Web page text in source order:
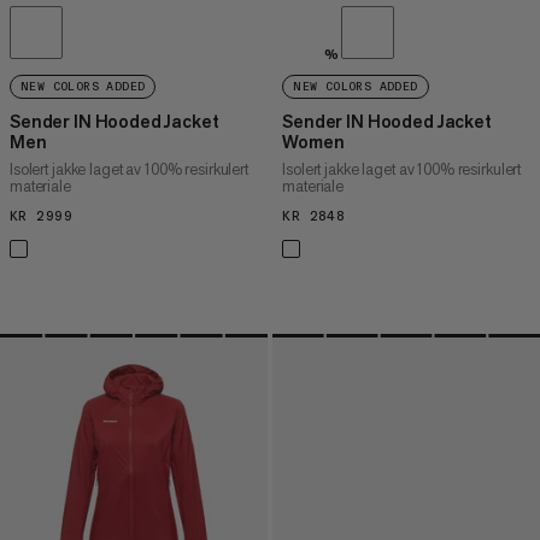
NEW COLORS ADDED
Sender IN Hooded Jacket
Men
Isolert jakke laget av 100% resirkulert
materiale
KR 2999
%
NEW COLORS ADDED
Sender IN Hooded Jacket
Women
Isolert jakke laget av 100% resirkulert
materiale
KR 2848